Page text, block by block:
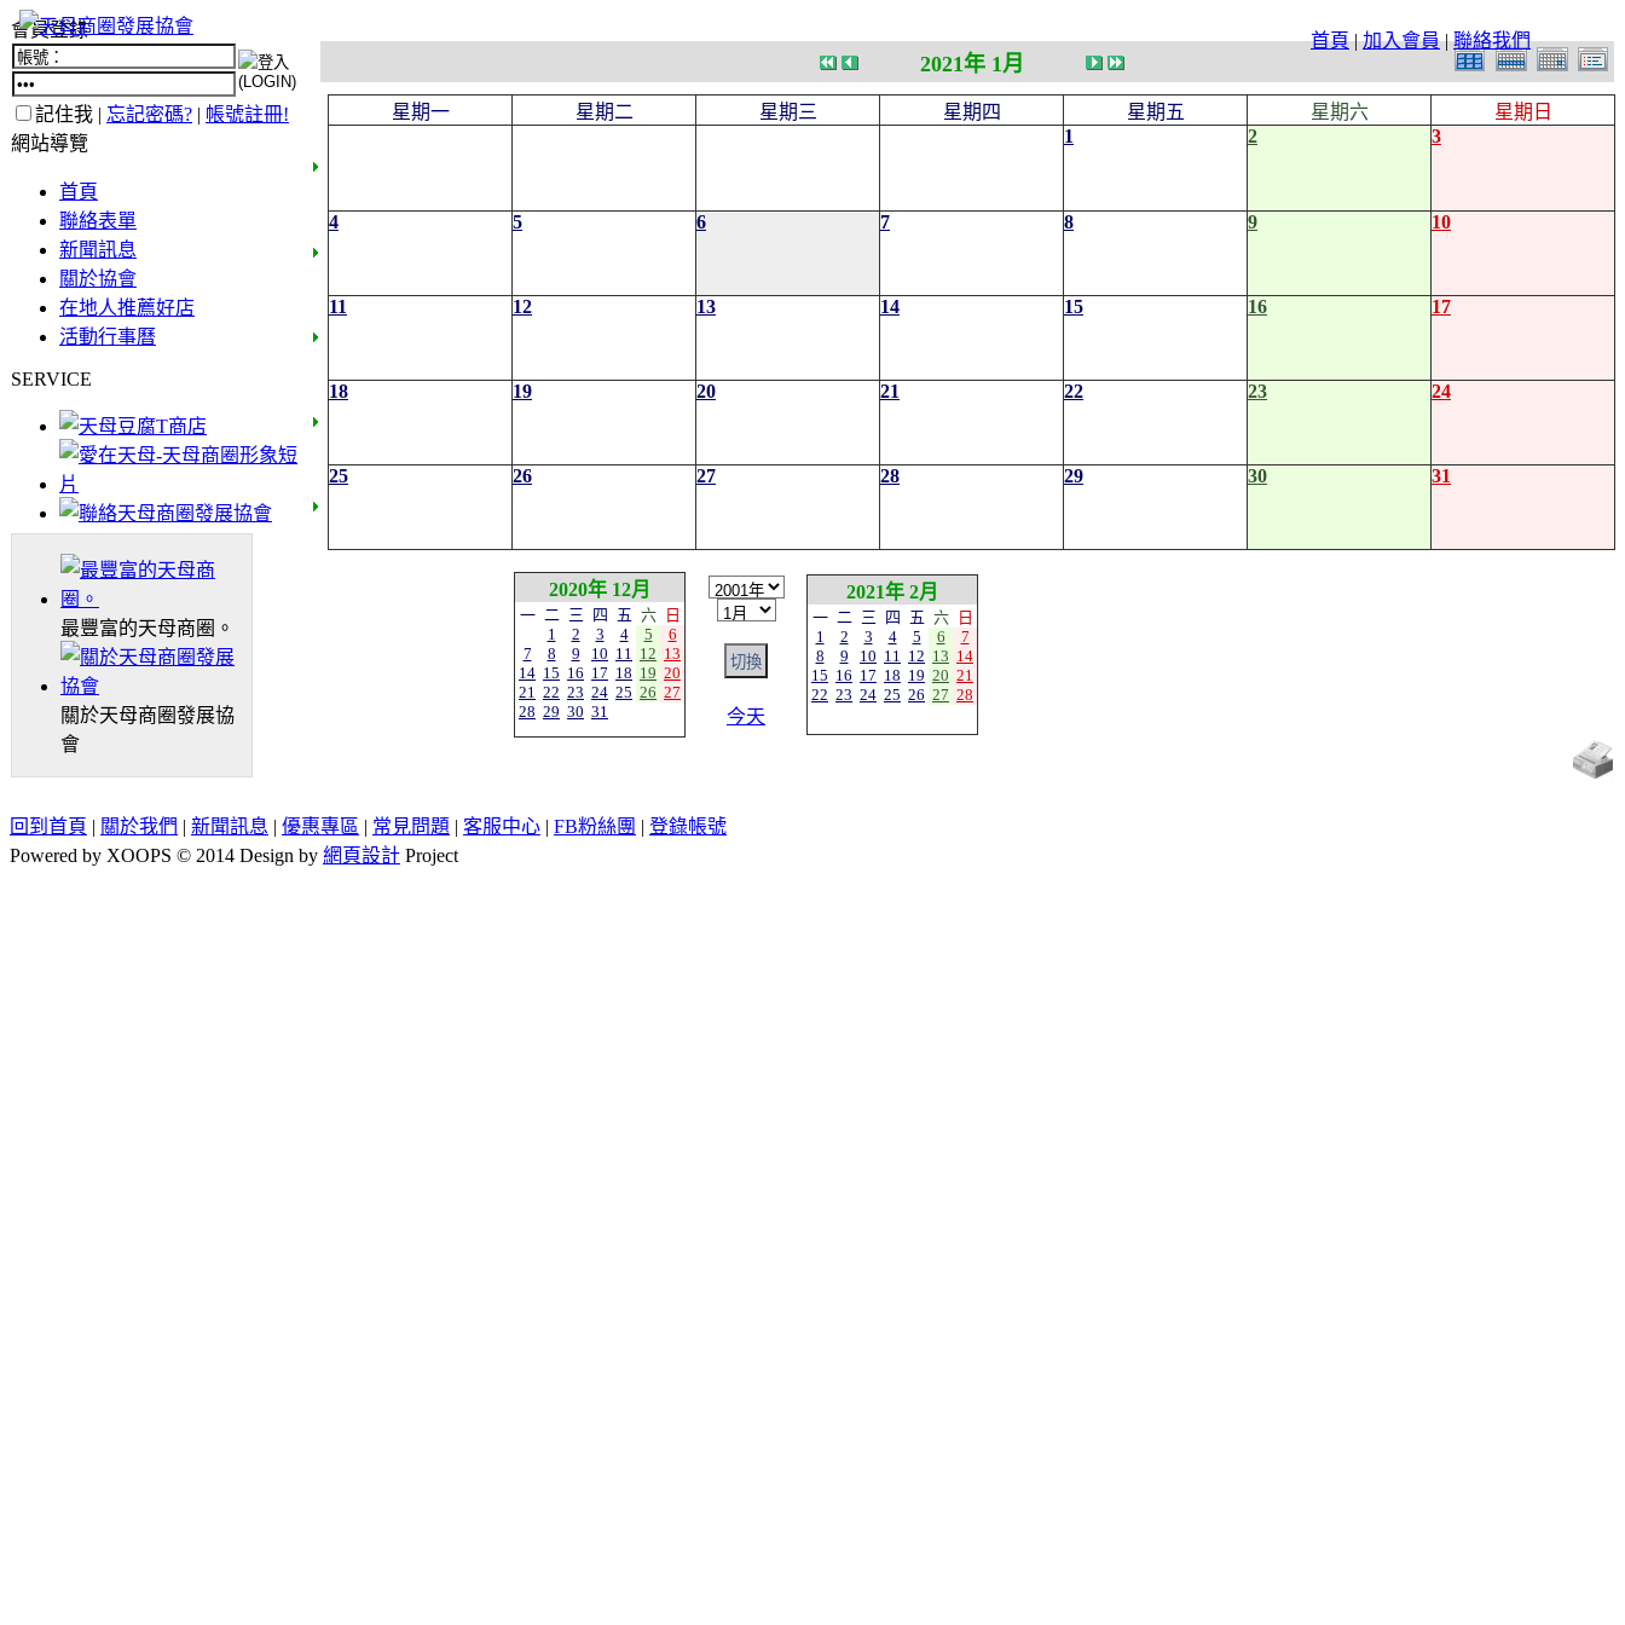
首頁|加入會員|聯絡我們
會員登錄
記住我 | 忘記密碼? | 帳號註冊!
網站導覽
首頁
聯絡表單
新聞訊息
關於協會
在地人推薦好店
活動行事曆
SERVICE
最豐富的天母商圈。
關於天母商圈發展協
會
2021年 1月
星期一 星期二 星期三 星期四 星期五 星期六
星期日
1
2 3
4 5 6 7 8 9 10
11 12 13 14 15 16 17
18 19 20 21 22 23 24
25 26 27 28 29 30 31
2020年 12月
一 二 三 四 五 六
日
1
2 3 4 5
6
7
8 9 10 11 12 13
14 15 16 17 18 19 20
21 22 23 24 25 26 27
28 29 30 31 今天
2021年 2月
一 二 三 四 五 六
日
1
2 3 4 5 6
7
8
9 10 11 12 13 14
15 16 17 18 19 20 21
22 23 24 25 26 27 28
回到首頁 | 關於我們 | 新聞訊息 | 優惠專區 | 常見問題 | 客服中心 | FB粉絲團 | 登錄帳號
Powered by XOOPS © 2014 Design by 網頁設計 Project